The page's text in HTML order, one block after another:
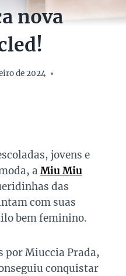
nova
de 2024
jovens e
a Miu Miu
das
com suas
bem feminino.
por Miuccia Prada,
conquistar